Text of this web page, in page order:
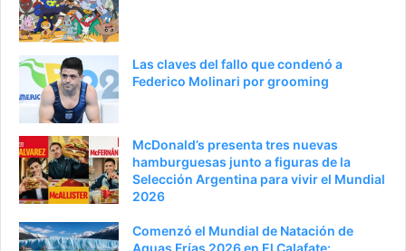
Las claves del fallo que condenó a
Federico Molinari por grooming
McDonald’s presenta tres nuevas
hamburguesas junto a figuras de la
Selección Argentina para vivir el Mundial
2026
Comenzó el Mundial de Natación de
Aguas Frías 2026 en El Calafate: